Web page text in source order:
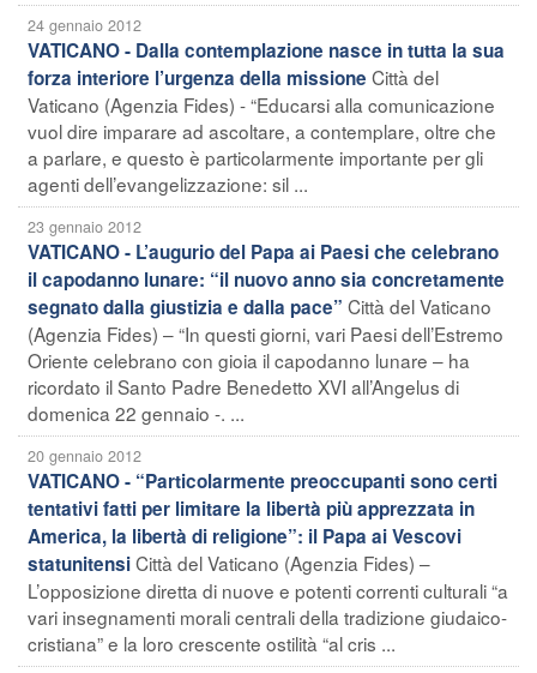
24 gennaio 2012
VATICANO - Dalla contemplazione nasce in tutta la sua
forza interiore l’urgenza della missione Città del
Vaticano (Agenzia Fides) - “Educarsi alla comunicazione
vuol dire imparare ad ascoltare, a contemplare, oltre che
a parlare, e questo è particolarmente importante per gli
agenti dell’evangelizzazione: sil ...
23 gennaio 2012
VATICANO - L’augurio del Papa ai Paesi che celebrano
il capodanno lunare: “il nuovo anno sia concretamente
segnato dalla giustizia e dalla pace” Città del Vaticano
(Agenzia Fides) – “In questi giorni, vari Paesi dell’Estremo
Oriente celebrano con gioia il capodanno lunare – ha
ricordato il Santo Padre Benedetto XVI all’Angelus di
domenica 22 gennaio -. ...
20 gennaio 2012
VATICANO - “Particolarmente preoccupanti sono certi
tentativi fatti per limitare la libertà più apprezzata in
America, la libertà di religione”: il Papa ai Vescovi
statunitensiCittà del Vaticano (Agenzia Fides) –
L’opposizione diretta di nuove e potenti correnti culturali “a
vari insegnamenti morali centrali della tradizione giudaico-
cristiana” e la loro crescente ostilità “al cris ...